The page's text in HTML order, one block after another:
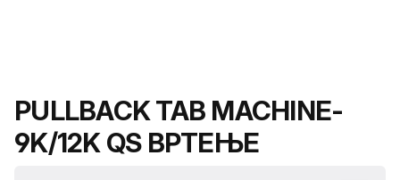
Име на производот
PULLBACK TAB MACHINE-
9K/12K QS ВРТЕЊЕ